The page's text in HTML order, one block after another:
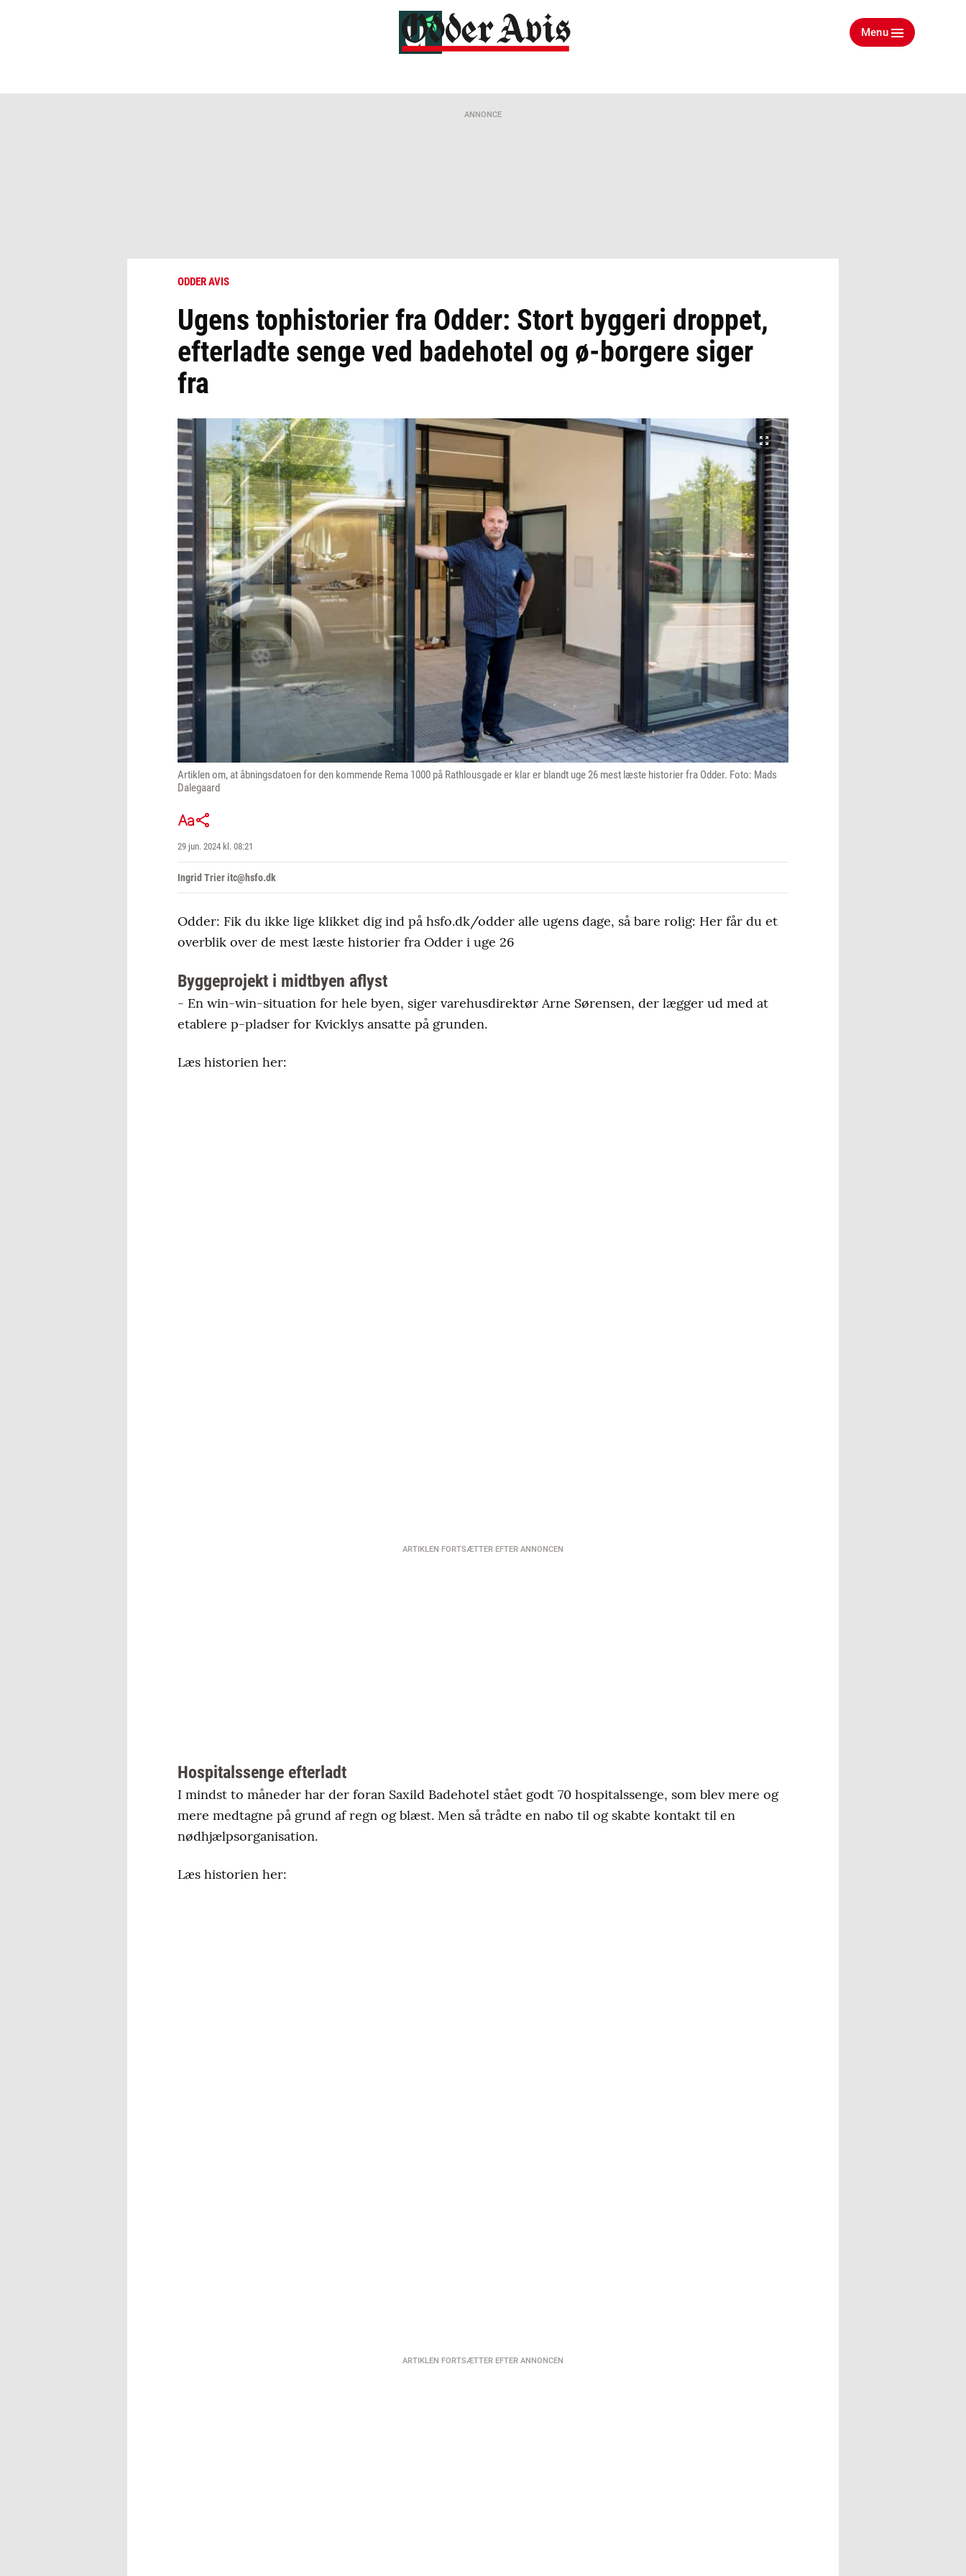
Menu
ANNONCE
ODDER AVIS
Ugens tophistorier fra Odder: Stort byggeri droppet,
efterladte senge ved badehotel og ø-borgere siger
fra
Artiklen om, at åbningsdatoen for den kommende Rema 1000 på Rathlousgade er klar er blandt uge 26 mest læste historier fra Odder. Foto: Mads
Dalegaard
29 jun. 2024 kl. 08:21
Ingrid Trier itc@hsfo.dk
Odder: Fik du ikke lige klikket dig ind på hsfo.dk/odder alle ugens dage, så bare rolig: Her får du et
overblik over de mest læste historier fra Odder i uge 26
Byggeprojekt i midtbyen aflyst
- En win-win-situation for hele byen, siger varehusdirektør Arne Sørensen, der lægger ud med at
etablere p-pladser for Kvicklys ansatte på grunden.
Læs historien her:
ARTIKLEN FORTSÆTTER EFTER ANNONCEN
Hospitalssenge efterladt
I mindst to måneder har der foran Saxild Badehotel stået godt 70 hospitalssenge, som blev mere og
mere medtagne på grund af regn og blæst. Men så trådte en nabo til og skabte kontakt til en
nødhjælpsorganisation.
Læs historien her:
ARTIKLEN FORTSÆTTER EFTER ANNONCEN